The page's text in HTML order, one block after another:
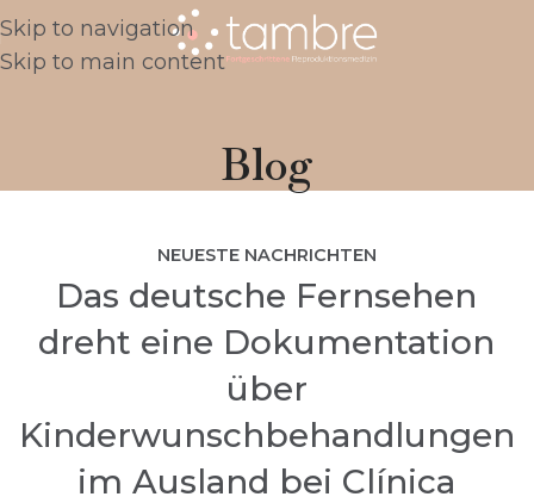
Skip to navigation
Skip to main content
Blog
NEUESTE NACHRICHTEN
Das deutsche Fernsehen
dreht eine Dokumentation
über
Kinderwunschbehandlungen
im Ausland bei Clínica